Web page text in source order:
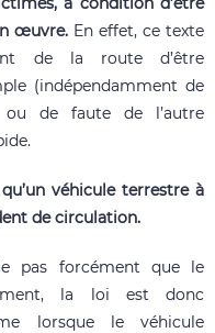
œuvre. En effet, ce texte
de la route d’être
(indépendamment de
de faute de l’autre
véhicule terrestre à
de circulation.
pas forcément que le
la loi est donc
lorsque le véhicule